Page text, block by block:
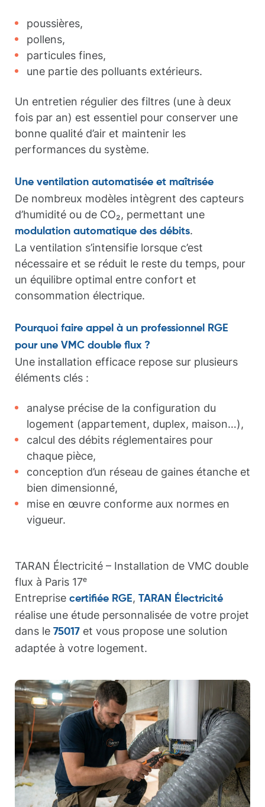
poussières,
pollens,
particules fines,
une partie des polluants extérieurs.
Un entretien régulier des filtres (une à deux
fois par an) est essentiel pour conserver une
bonne qualité d’air et maintenir les
performances du système.
Une ventilation automatisée et maîtrisée
De nombreux modèles intègrent des capteurs
d’humidité ou de CO₂, permettant une
modulation automatique des débits.
La ventilation s’intensifie lorsque c’est
nécessaire et se réduit le reste du temps, pour
un équilibre optimal entre confort et
consommation électrique.
Pourquoi faire appel à un professionnel RGE
pour une VMC double flux ?
Une installation efficace repose sur plusieurs
éléments clés :
analyse précise de la configuration du
logement (appartement, duplex, maison…),
calcul des débits réglementaires pour
chaque pièce,
conception d’un réseau de gaines étanche et
bien dimensionné,
mise en œuvre conforme aux normes en
vigueur.
TARAN Électricité – Installation de VMC double
flux à Paris 17ᵉ
Entreprise certifiée RGE, TARAN Électricité
réalise une étude personnalisée de votre projet
dans le 75017 et vous propose une solution
adaptée à votre logement.